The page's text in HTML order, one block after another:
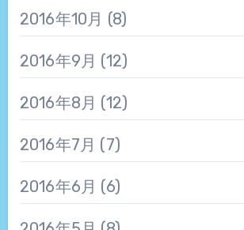
2016年10月 (8)
2016年9月 (12)
2016年8月 (12)
2016年7月 (7)
2016年6月 (6)